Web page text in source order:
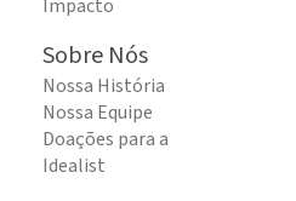
Impacto
Sobre Nós
Nossa História
Nossa Equipe
Doações para a
Idealist